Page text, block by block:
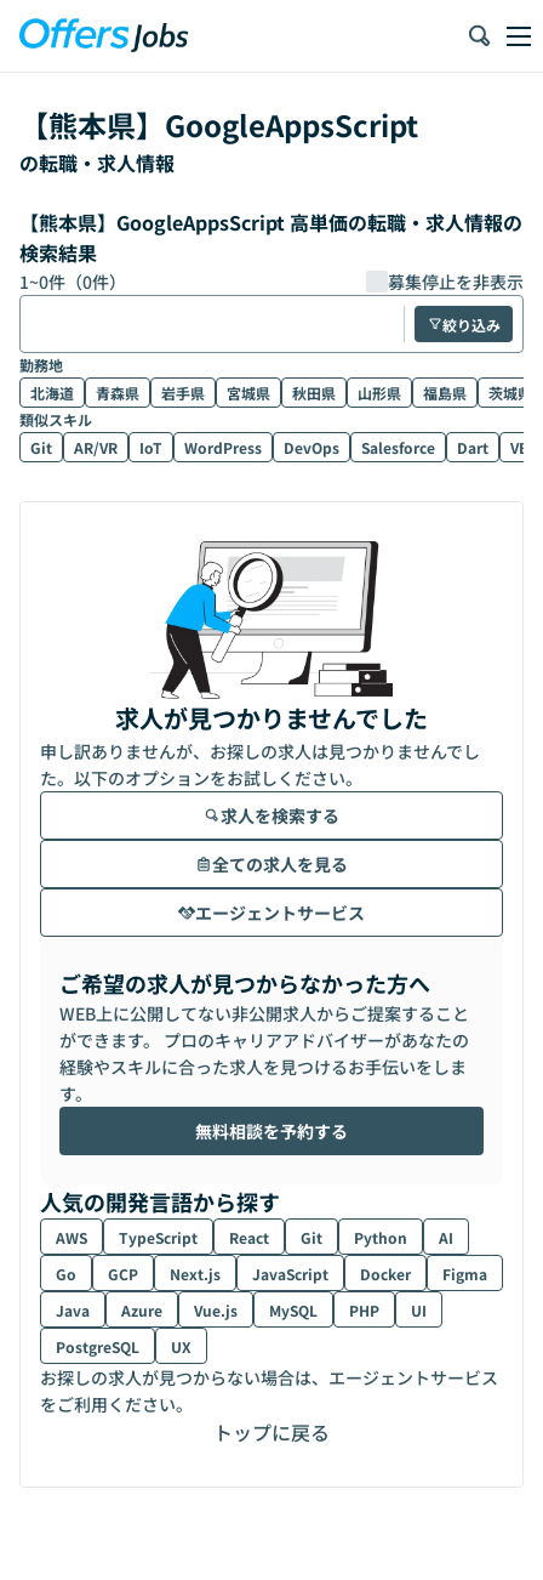
【熊本県】 GoogleAppsScript
の転職・求人情報
【熊本県】GoogleAppsScript 高単価の転職・求人情報の
検索結果
1~0件（0件） 募集停止を非表示
絞り込み
勤務地
北海道
青森県 岩手県 宮城県 秋田県 山形県 福島県
茨城県
類似スキル
Git
AR/VR IoT WordPress DevOps Salesforce Dart
求人が見つかりませんでした
申し訳ありませんが、お探しの求人は見つかりませんでし
た。以下のオプションをお試しください。
求人を検索する
全ての求人を見る
エージェントサービス
ご希望の求人が見つからなかった方へ
WEB上に公開してない非公開求人からご提案すること
ができます。 プロのキャリアアドバイザーがあなたの
経験やスキルに合った求人を見つけるお手伝いをしま
す。
無料相談を予約する
人気の開発言語から探す
AWS TypeScript React Git Python
AI
Go
GCP Next.js JavaScript Docker
Figma
Java
Azure Vue.js MySQL PHP
UI
PostgreSQL
UX
お探しの求人が見つからない場合は、エージェントサービス
をご利用ください。
トップに戻る